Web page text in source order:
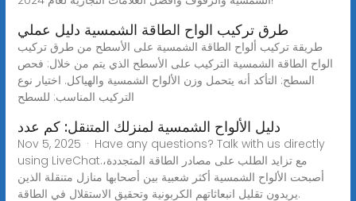
طرق تركيب الواح الطاقة الشمسية دليل عملي
طريقة تركيب ألواح الطاقة الشمسية على الأسطح من طرق تركيب
الواح الطاقة الشمسية التركيب على الأسطح الذي يتم من خلال: فحص
السطح: التأكد أنه يتحمل وزن الألواح الشمسية والهياكل. اختيار نوع
التركيب المناسب: للسطح
دليل الألواح الشمسية لمنزلك المتنقل: كم عدد
Nov 5, 2025 · Have any questions? Talk with us directly
using LiveChat.مع تزايد الطلب على مصادر الطاقة المتجددة،
أصبحت الألواح الشمسية أكثر شعبية بين أصحابها منازل متنقلة الذين
يريدون تقليل انبعاثاتهم الكربونية وتحقيق الاستقلال في الطاقة.